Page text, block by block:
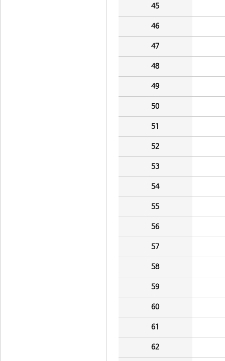
45
46
47
48
49
50
51
52
53
54
55
56
57
58
59
60
61
62